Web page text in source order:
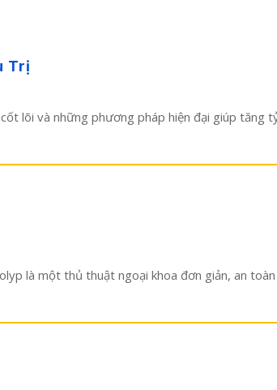
Trị
lõi và những phương pháp hiện đại giúp tăng
là một thủ thuật ngoại khoa đơn giản, an toàn